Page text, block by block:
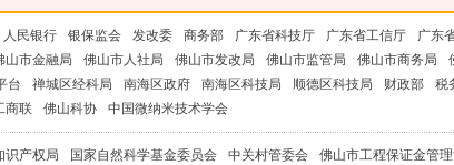
人民银行 银保监会 发改委 商务部 广东省科技厅 广东省工信厅 广东
山市金融局 佛山市人社局 佛山市发改局 佛山市监管局 佛山市商务局
台
禅城区经科局 南海区政府 南海区科技局 顺德区科技局 财政部 税
商联 佛山科协 中国微纳米技术学会
识产权局 国家自然科学基金委员会 中关村管委会 佛山市工程保证金管